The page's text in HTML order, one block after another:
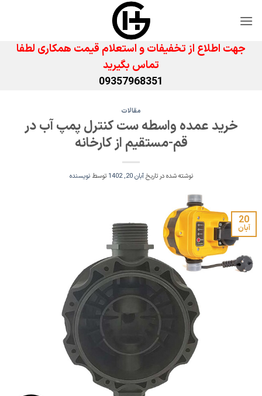
جهت اطلاع از تخفیفات و استعلام قیمت همکاری لطفا
تماس بگیرید
09357968351
مقالات
خرید عمده واسطه ست کنترل پمپ آب در
قم-مستقیم از کارخانه
نوشته شده در تاریخآبان 20, 1402 توسطنویسنده
20
آبان